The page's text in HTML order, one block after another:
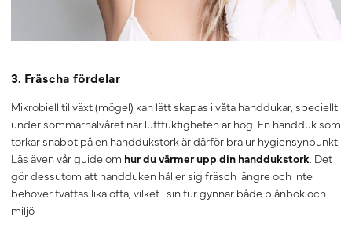
3. Fräscha fördelar
Mikrobiell tillväxt (mögel) kan lätt skapas i våta handdukar, speciellt
under sommarhalvåret när luftfuktigheten är hög. En handduk som
torkar snabbt på en handdukstork är därför bra ur hygiensynpunkt.
Läs även vår guide om hur du värmer upp din handdukstork. Det
gör dessutom att handduken håller sig fräsch längre och inte
behöver tvättas lika ofta, vilket i sin tur gynnar både plånbok och
miljö